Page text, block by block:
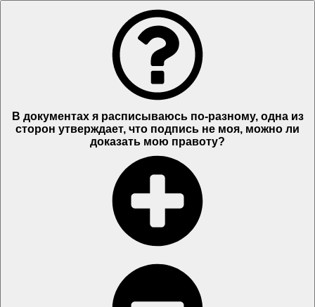
В документах я расписываюсь по-разному, одна из
сторон утверждает, что подпись не моя, можно ли
доказать мою правоту?